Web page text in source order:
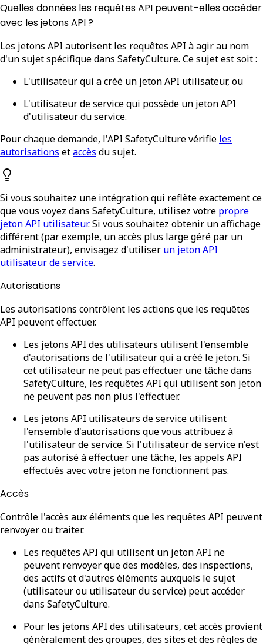
Quelles données les requêtes API peuvent-elles accéder
avec les jetons API ?
Les jetons API autorisent les requêtes API à agir au nom
d'unsujet spécifiquedans SafetyCulture. Ce sujet est soit :
L'utilisateurqui a créé un jeton API utilisateur, ou
L'utilisateur de servicequi possède un jeton API
d'utilisateur du service.
Pour chaque demande, l'API SafetyCulture vérifie les
autorisations etaccès du sujet.
Si vous souhaitez une intégration qui reflète exactement ce
que vous voyez dans SafetyCulture, utilisez votre propre
jeton API utilisateur. Si vous souhaitez obtenir un affichage
différent (par exemple, un accès plus large géré par un
administrateur), envisagez d'utiliser un jeton API
utilisateur de service.
Autorisations
Les autorisations contrôlent les actions que les requêtes
API peuvent effectuer.
Les jetons API des utilisateurs utilisent l'ensemble
d'autorisations de l'utilisateur qui a créé le jeton. Si
cet utilisateur ne peut pas effectuer une tâche dans
SafetyCulture, les requêtes API qui utilisent son jeton
ne peuvent pas non plus l'effectuer.
Les jetons API utilisateurs de service utilisent
l'ensemble d'autorisations que vous attribuez à
l'utilisateur de service. Si l'utilisateur de service n'est
pas autorisé à effectuer une tâche, les appels API
effectués avec votre jeton ne fonctionnent pas.
Accès
Contrôle l'accès aux éléments que les requêtes API peuvent
renvoyer ou traiter.
Les requêtes API qui utilisent un jeton API ne
peuvent renvoyer que des modèles, des inspections,
des actifs et d'autres éléments auxquels le sujet
(utilisateur ou utilisateur du service) peut accéder
dans SafetyCulture.
Pour les jetons API des utilisateurs, cet accès provient
généralement des groupes, des sites et des règles de